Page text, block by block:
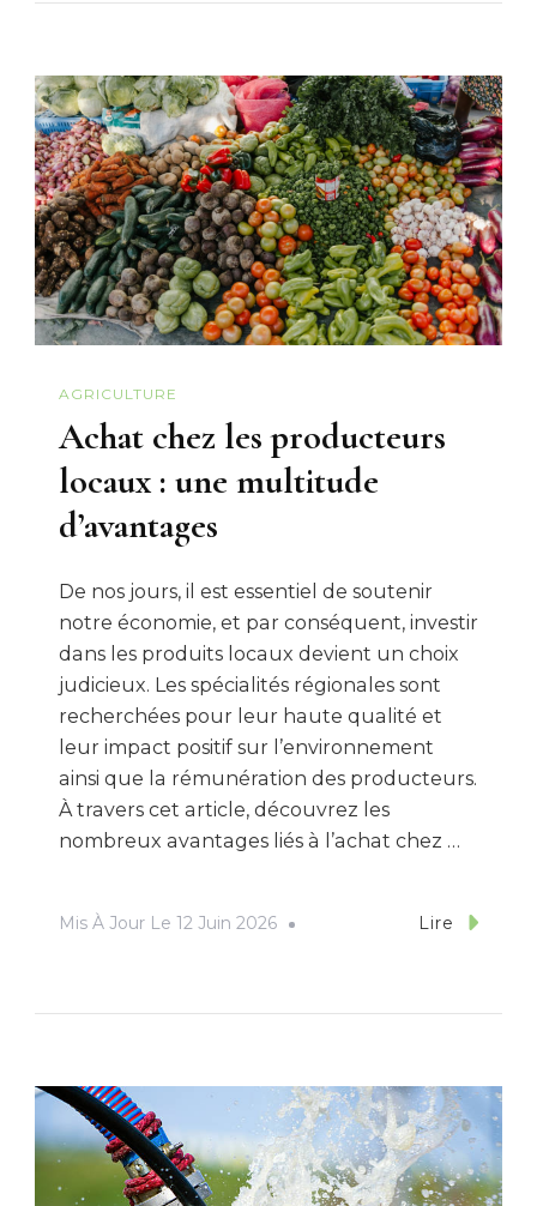
AGRICULTURE
Achat chez les producteurs
locaux : une multitude
d’avantages
De nos jours, il est essentiel de soutenir
notre économie, et par conséquent, investir
dans les produits locaux devient un choix
judicieux. Les spécialités régionales sont
recherchées pour leur haute qualité et
leur impact positif sur l’environnement
ainsi que la rémunération des producteurs.
À travers cet article, découvrez les
nombreux avantages liés à l’achat chez …
Mis À Jour Le 12 Juin 2026 Lire